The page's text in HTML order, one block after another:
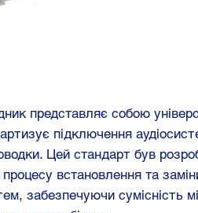
представляє собою
підключення
Цей стандарт був
встановлення та
забезпечуючи сумісність